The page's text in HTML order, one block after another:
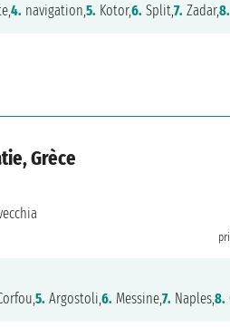
4. navigation,5. Kotor,6. Split,7. Zadar,8.
Grèce
5. Argostoli,6. Messine,7. Naples,8.